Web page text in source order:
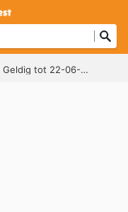
Geldig tot 22-06-2025